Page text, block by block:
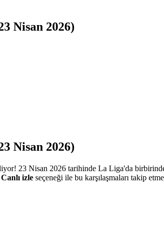
Nisan 2026)
Nisan 2026)
23 Nisan 2026 tarihinde La Liga'da
Canlı izle seçeneği ile bu karşılaşmaları takip